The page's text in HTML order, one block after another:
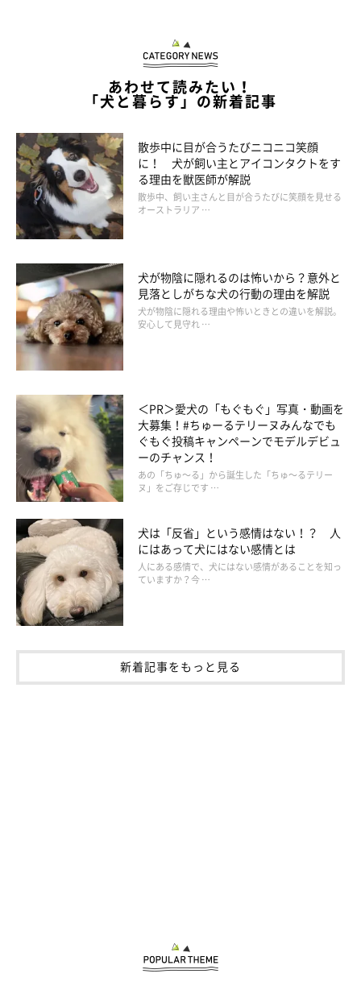
せたり太ったりすることがあります。やせてしまう場合は病気の
おそれもあるので、獣医師に相談を。
また、飲水量が減ったりデトックスの機能が衰えたりすること
で、体内に毒素や老廃物がたまり、体臭が強くなることもあるよ
うです。
皮膚
体の代謝機能が鈍ると、皮膚にシミができやすくなります。ま
た、体や顔などにイボができやすくなることも。大きくなるイボ
やしこり、シミはがんのおそれがあるため、気付いたタイミング
で動物病院を受診してください。
また、加齢で体内の保水力が落ちることで、肉球や鼻の表面が乾
いてガサガサになることがあります。
あわせて読みたい！
「犬と暮らす」の新着記事
散歩中に目が合うたびニコニコ笑顔
に！ 犬が飼い主とアイコンタクトをす
る理由を獣医師が解説
散歩中、飼い主さんと目が合うたびに笑顔を見せる
オーストラリア …
犬が物陰に隠れるのは怖いから？意外と
見落としがちな犬の行動の理由を解説
犬が物陰に隠れる理由や怖いときとの違いを解説。
安心して見守れ …
＜PR＞愛犬の「もぐもぐ」写真・動画を
大募集！#ちゅーるテリーヌみんなでも
ぐもぐ投稿キャンペーンでモデルデビュ
ーのチャンス！
あの「ちゅ～る」から誕生した「ちゅ～るテリー
ヌ」をご存じです …
犬は「反省」という感情はない！？ 人
にはあって犬にはない感情とは
人にある感情で、犬にはない感情があることを知っ
ていますか？今 …
新着記事をもっと見る